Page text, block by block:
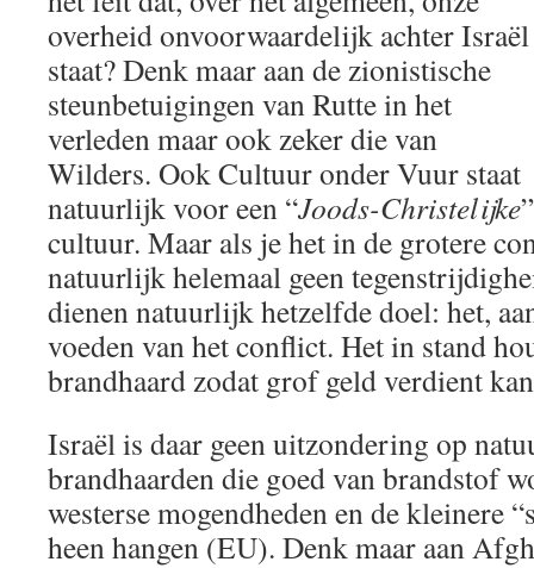
overheid onvoorwaardelijk achter Israël
staat? Denk maar aan de zionistische
steunbetuigingen van Rutte in het
verleden maar ook zeker die van
Wilders. Ook Cultuur onder Vuur staat
natuurlijk voor een “Joods-Christelijke”
cultuur. Maar als je het in de grotere
natuurlijk helemaal geen
dienen natuurlijk hetzelfde doel: het,
voeden van het conflict. Het in stand
brandhaard zodat grof geld verdient
Israël is daar geen uitzondering op
brandhaarden die goed van brandstof
westerse mogendheden en de kleinere
heen hangen (EU). Denk maar aan